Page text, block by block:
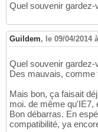
Quel souvenir gardez-
Guildem, le 09/04/2014
Quel souvenir gardez-
Des mauvais, comme
Mais bon, ça faisait
moi. de même qu'IE7,
Bon débarras. En
compatibilité, ya